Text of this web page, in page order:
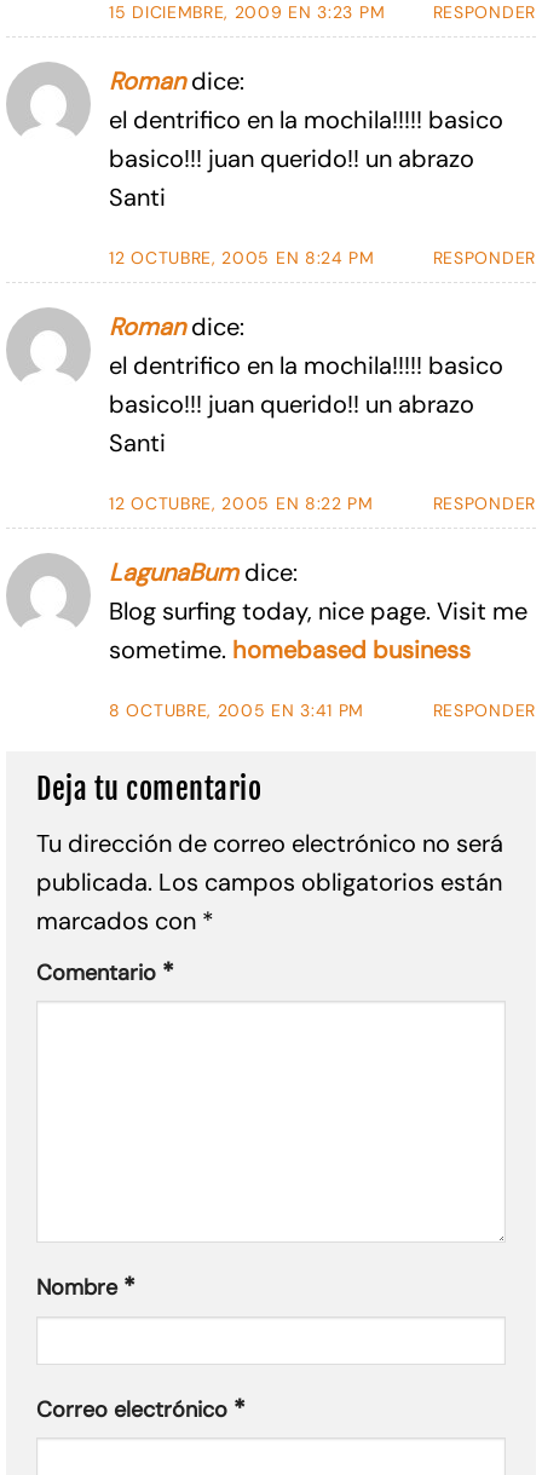
15 DICIEMBRE, 2009 EN 3:23 PM RESPONDER
Roman dice:
el dentrifico en la mochila!!!!! basico
basico!!! juan querido!! un abrazo
Santi
12 OCTUBRE, 2005 EN 8:24 PM RESPONDER
Roman dice:
el dentrifico en la mochila!!!!! basico
basico!!! juan querido!! un abrazo
Santi
12 OCTUBRE, 2005 EN 8:22 PM RESPONDER
LagunaBum dice:
Blog surfing today, nice page. Visit me
sometime. homebased business
8 OCTUBRE, 2005 EN 3:41 PM RESPONDER
Deja tu comentario
Tu dirección de correo electrónico no será
publicada. Los campos obligatorios están
marcados con *
Comentario *
Nombre *
Correo electrónico *